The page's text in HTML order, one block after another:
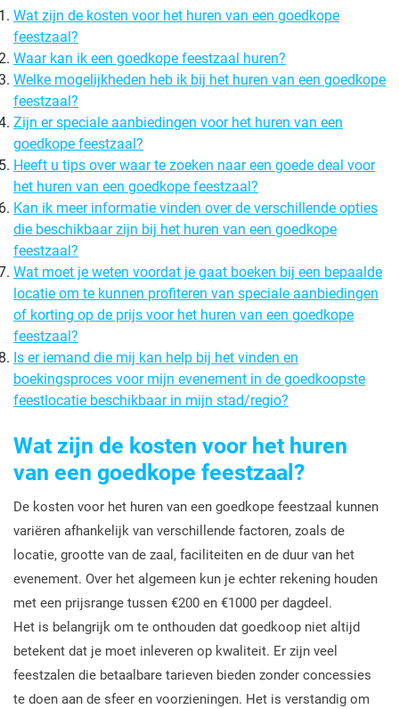
Wat zijn de kosten voor het huren van een goedkope
feestzaal?
Waar kan ik een goedkope feestzaal huren?
Welke mogelijkheden heb ik bij het huren van een goedkope
feestzaal?
Zijn er speciale aanbiedingen voor het huren van een
goedkope feestzaal?
Heeft u tips over waar te zoeken naar een goede deal voor
het huren van een goedkope feestzaal?
Kan ik meer informatie vinden over de verschillende opties
die beschikbaar zijn bij het huren van een goedkope
feestzaal?
Wat moet je weten voordat je gaat boeken bij een bepaalde
locatie om te kunnen profiteren van speciale aanbiedingen
of korting op de prijs voor het huren van een goedkope
feestzaal?
Is er iemand die mij kan help bij het vinden en
boekingsproces voor mijn evenement in de goedkoopste
feestlocatie beschikbaar in mijn stad/regio?
Wat zijn de kosten voor het huren
van een goedkope feestzaal?
De kosten voor het huren van een goedkope feestzaal kunnen
variëren afhankelijk van verschillende factoren, zoals de
locatie, grootte van de zaal, faciliteiten en de duur van het
evenement. Over het algemeen kun je echter rekening houden
met een prijsrange tussen €200 en €1000 per dagdeel.
Het is belangrijk om te onthouden dat goedkoop niet altijd
betekent dat je moet inleveren op kwaliteit. Er zijn veel
feestzalen die betaalbare tarieven bieden zonder concessies
te doen aan de sfeer en voorzieningen. Het is verstandig om